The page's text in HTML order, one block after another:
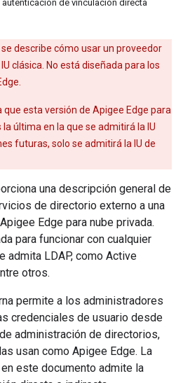
de vinculación directa
se describe cómo usar un proveedor
clásica. No está diseñada para los
esta versión de Apigee Edge para
la última en la que se admitirá la IU
futuras, solo se admitirá la IU de
una descripción general de
de directorio externo a una
Edge para nube privada.
para funcionar con cualquier
admita LDAP, como Active
otros.
permite a los administradores
credenciales de usuario desde
administración de directorios,
usan como Apigee Edge. La
este documento admite la